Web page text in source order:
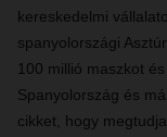
kereskedelmi
spanyolországi
100 millió maszkot
Spanyolország és
cikket, hogy